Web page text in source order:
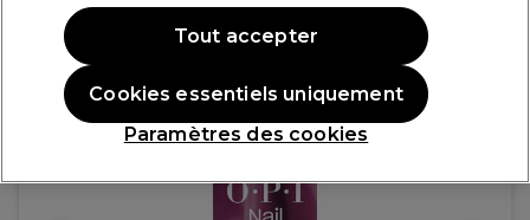
Paramètres des cookies
Cookies essentiels uniquement
Tout accepter